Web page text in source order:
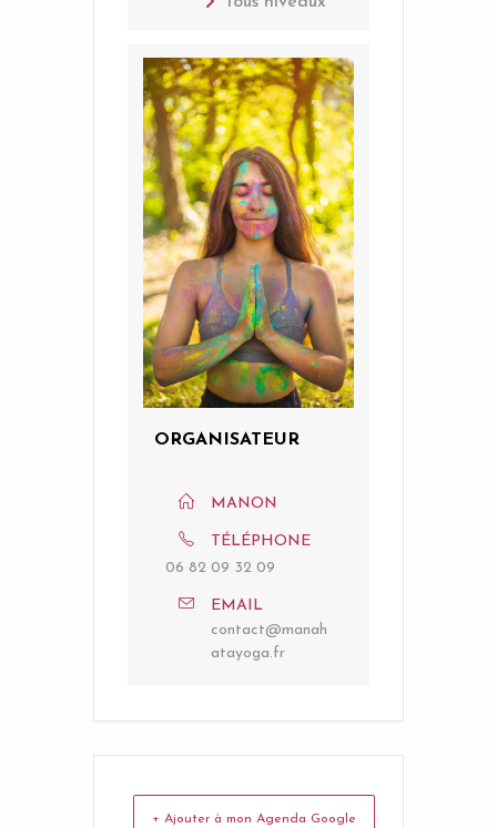
ORGANISATEUR
MANON
TÉLÉPHONE
06 82 09 32 09
EMAIL
contact@manah
atayoga.fr
+ Ajouter à mon Agenda Google